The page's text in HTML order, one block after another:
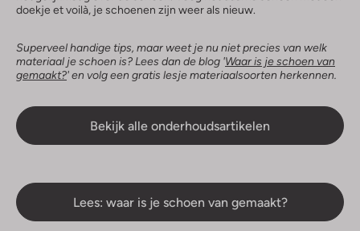
doekje et voilà, je schoenen zijn weer als nieuw.
Superveel handige tips, maar weet je nu niet precies van welk
materiaal je schoen is? Lees dan de blog 'Waar is je schoen van
gemaakt?' en volg een gratis lesje materiaalsoorten herkennen.
Bekijk alle onderhoudsartikelen
Lees: waar is je schoen van gemaakt?